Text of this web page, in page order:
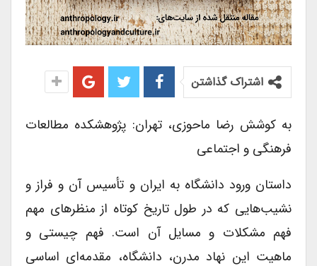
اشتراک گذاشتن
به کوشش رضا ماحوزی، تهران: پژوهشکده مطالعات
فرهنگی و اجتماعی
داستان ورود دانشگاه به ایران و تأسیس آن و فراز و
نشیب‌هایی که در طول تاریخ کوتاه از منظرهای مهم
فهم مشکلات و مسایل آن است. فهم چیستی و
ماهیت این نهاد مدرن، دانشگاه، مقدمه‌ای اساسی